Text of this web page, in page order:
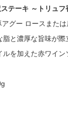
テーキ ～トリュ
グー ロースまたは
と濃厚な旨味が
を加えた赤ワイン